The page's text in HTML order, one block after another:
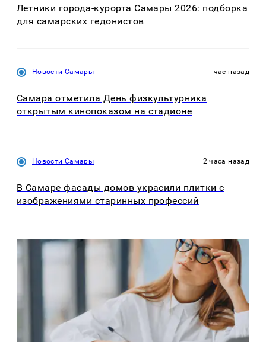
Летники города-курорта Самары 2026: подборка
для самарских гедонистов
Новости Самары час назад
Самара отметила День физкультурника
открытым кинопоказом на стадионе
Новости Самары 2 часа назад
В Самаре фасады домов украсили плитки с
изображениями старинных профессий